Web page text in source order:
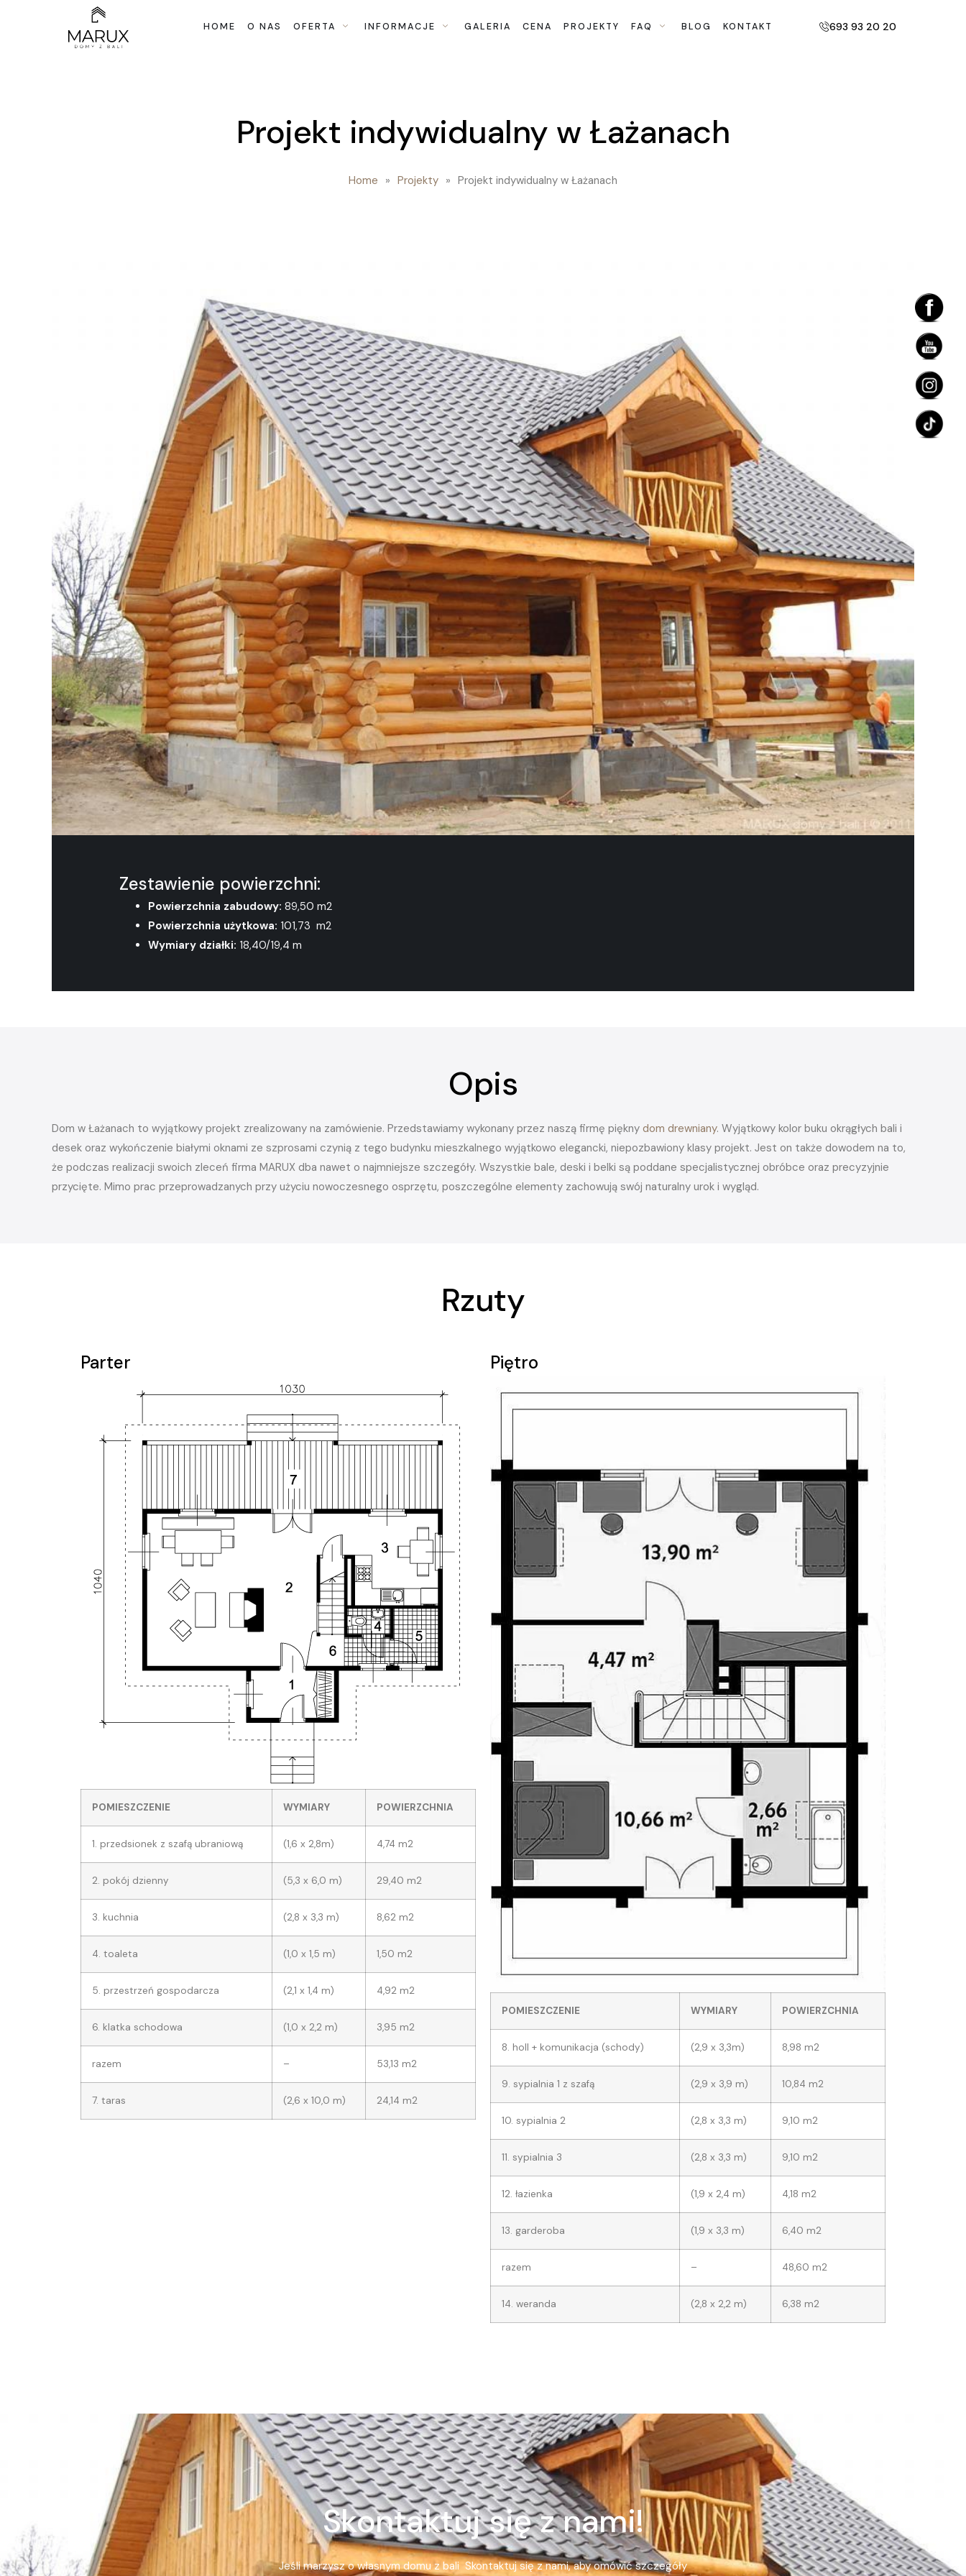
HOME O NAS OFERTA INFORMACJE GALERIA CENA PROJEKTY FAQ BLOG KONTAKT 693 93 20 20
Projekt indywidualny w Łażanach
Home » Projekty » Projekt indywidualny w Łażanach
Zestawienie powierzchni:
Powierzchnia zabudowy: 89,50 m2
Powierzchnia użytkowa: 101,73 m2
Wymiary działki: 18,40/19,4 m
Opis
Dom w Łażanach to wyjątkowy projekt zrealizowany na zamówienie. Przedstawiamy wykonany przez naszą firmę piękny dom drewniany. Wyjątkowy kolor buku okrągłych bali i
desek oraz wykończenie białymi oknami ze szprosami czynią z tego budynku mieszkalnego wyjątkowo elegancki, niepozbawiony klasy projekt. Jest on także dowodem na to,
że podczas realizacji swoich zleceń firma MARUX dba nawet o najmniejsze szczegóły. Wszystkie bale, deski i belki są poddane specjalistycznej obróbce oraz precyzyjnie
przycięte. Mimo prac przeprowadzanych przy użyciu nowoczesnego osprzętu, poszczególne elementy zachowują swój naturalny urok i wygląd.
Rzuty
Parter
POMIESZCZENIE WYMIARY POWIERZCHNIA
1. przedsionek z szafą ubraniową (1,6 x 2,8m) 4,74 m2
2. pokój dzienny (5,3 x 6,0 m) 29,40 m2
3. kuchnia (2,8 x 3,3 m) 8,62 m2
4. toaleta (1,0 x 1,5 m) 1,50 m2
5. przestrzeń gospodarcza (2,1 x 1,4 m) 4,92 m2
6. klatka schodowa (1,0 x 2,2 m) 3,95 m2
razem – 53,13 m2
7. taras (2,6 x 10,0 m) 24,14 m2
Piętro
POMIESZCZENIE WYMIARY POWIERZCHNIA
8. holl + komunikacja (schody) (2,9 x 3,3m) 8,98 m2
9. sypialnia 1 z szafą (2,9 x 3,9 m) 10,84 m2
10. sypialnia 2 (2,8 x 3,3 m) 9,10 m2
11. sypialnia 3 (2,8 x 3,3 m) 9,10 m2
12. łazienka (1,9 x 2,4 m) 4,18 m2
13. garderoba (1,9 x 3,3 m) 6,40 m2
razem – 48,60 m2
14. weranda (2,8 x 2,2 m) 6,38 m2
Skontaktuj się z nami!
Jeśli marzysz o własnym domu z bali Skontaktuj się z nami, aby omówić szczegóły